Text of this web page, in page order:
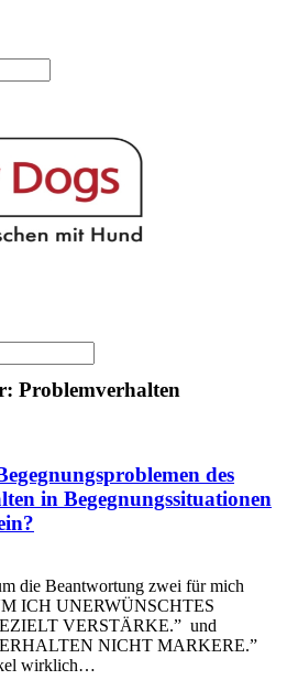
Problemverhalten
des
in Begegnungssituationen
die Beantwortung zwei für mich
ICH UNERWÜNSCHTES
VERSTÄRKE.” und
NICHT MARKERE.”
wirklich…